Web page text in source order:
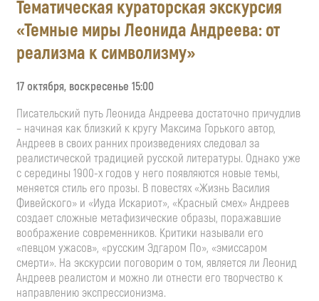
Тематическая кураторская экскурсия
«Темные миры Леонида Андреева: от
реализма к символизму»
17 октября, воскресенье 15:00
Писательский путь Леонида Андреева достаточно причудлив
– начиная как близкий к кругу Максима Горького автор,
Андреев в своих ранних произведениях следовал за
реалистической традицией русской литературы. Однако уже
с середины 1900-х годов у него появляются новые темы,
меняется стиль его прозы. В повестях «Жизнь Василия
Фивейского» и «Иуда Искариот», «Красный смех» Андреев
создает сложные метафизические образы, поражавшие
воображение современников. Критики называли его
«певцом ужасов», «русским Эдгаром По», «эмиссаром
смерти». На экскурсии поговорим о том, является ли Леонид
Андреев реалистом и можно ли отнести его творчество к
направлению экспрессионизма.